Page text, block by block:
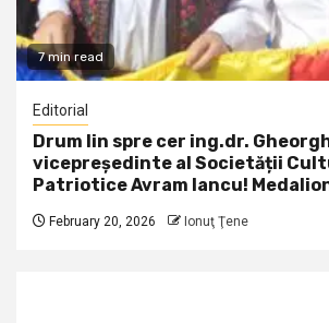
7 min read
Editorial
Drum lin spre cer ing.dr.
vicepreședinte al Societății
Patriotice Avram Iancu!
February 20, 2026 Ionuţ Ţene